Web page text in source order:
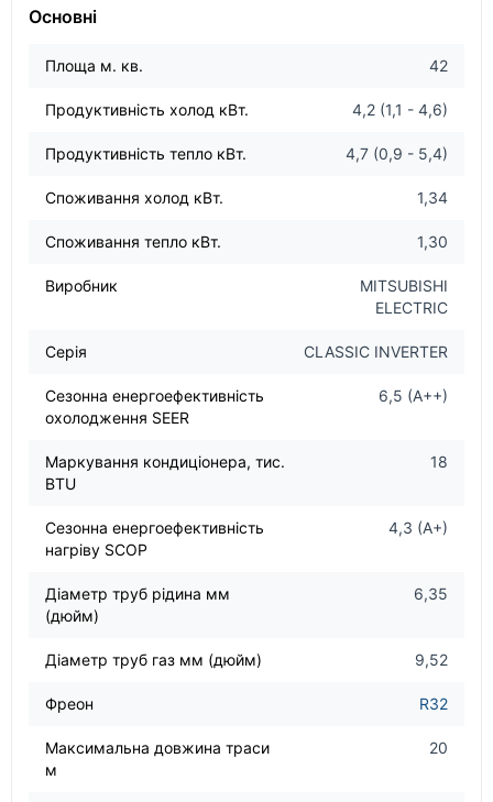
Основні
Площа м. кв. 42
Продуктивність холод кВт. 4,2 (1,1 - 4,6)
Продуктивність тепло кВт. 4,7 (0,9 - 5,4)
Споживання холод кВт. 1,34
Споживання тепло кВт. 1,30
Виробник
MITSUBISHI
ELECTRIC
Серія CLASSIC INVERTER
Сезонна енергоефективність
охолодження SEER
6,5 (A++)
Маркування кондиціонера, тис.
BTU
18
Сезонна енергоефективність
нагріву SCOP
4,3 (A+)
Діаметр труб рідина мм
(дюйм)
6,35
Діаметр труб газ мм (дюйм) 9,52
Фреон R32
Максимальна довжина траси
м
20